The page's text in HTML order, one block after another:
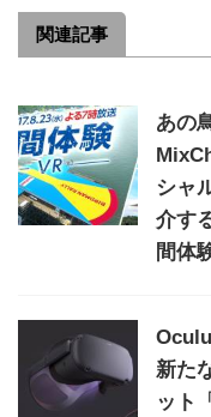
関連記事
あの
シャ
介す
間体
新た
ット